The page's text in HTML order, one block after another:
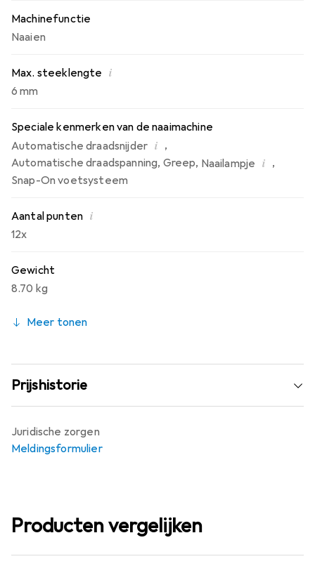
Machinefunctie
Naaien
Max. steeklengte i
6 mm
Speciale kenmerken van de naaimachine
Automatische draadsnijder i ,
Automatische draadspanning, Greep, Naailampje i ,
Snap-On voetsysteem
Aantal punten i
12x
Gewicht
8.70 kg
Meer tonen
Prijshistorie
Juridische zorgen
Meldingsformulier
Producten vergelijken